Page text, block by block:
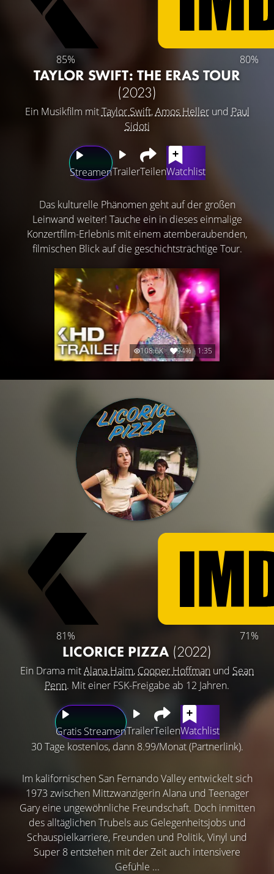
85% 80%
TAYLOR SWIFT: THE ERAS TOUR
(2023)
Ein Musikfilm mitTaylor Swift,Amos Hellerund Paul
Sidoti
StreamenTrailerTeilenWatchlist
Das kulturelle Phänomen geht auf der großen
Leinwand weiter! Tauche ein in dieses einmalige
Konzertfilm-Erlebnis mit einem atemberaubenden,
filmischen Blick auf die geschichtsträchtige Tour.
108.6K 94% 1:35
81% 71%
LICORICE PIZZA (2022)
Ein Drama mitAlana Haim, Cooper Hoffman und Sean
Penn. Mit einer FSK-Freigabe ab 12 Jahren.
Gratis StreamenTrailerTeilenWatchlist
30 Tage kostenlos, dann 8.99/Monat (Partnerlink).
Im kalifornischen San Fernando Valley entwickelt sich
1973 zwischen Mittzwanzigerin Alana und Teenager
Gary eine ungewöhnliche Freundschaft. Doch inmitten
des alltäglichen Trubels aus Gelegenheitsjobs und
Schauspielkarriere, Freunden und Politik, Vinyl und
Super 8 entstehen mit der Zeit auch intensivere
Gefühle ...